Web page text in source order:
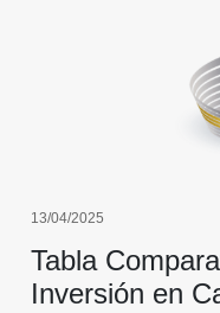
13/04/2025
Tabla
Inversión en